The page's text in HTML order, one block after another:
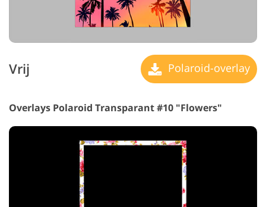
Vrij Polaroid-overlay
Overlays Polaroid Transparant #10 "Flowers"